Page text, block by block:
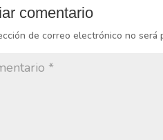
comentario
de correo electrónico no será